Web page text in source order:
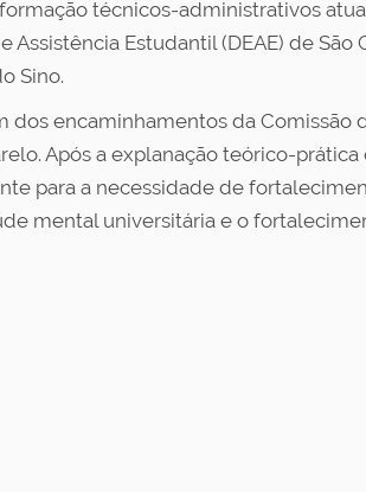
técnicos-administrativos
Assistência Estudantil (DEAE) de
Sino.
dos encaminhamentos da Comissão
Após a explanação teórico-
para a necessidade de
mental universitária e o